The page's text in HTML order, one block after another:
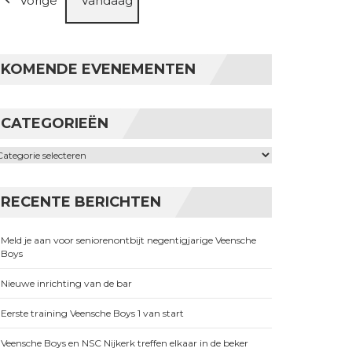
KOMENDE EVENEMENTEN
CATEGORIEËN
RECENTE BERICHTEN
Meld je aan voor seniorenontbijt negentigjarige Veensche
Boys
Nieuwe inrichting van de bar
Eerste training Veensche Boys 1 van start
Veensche Boys en NSC Nijkerk treffen elkaar in de beker